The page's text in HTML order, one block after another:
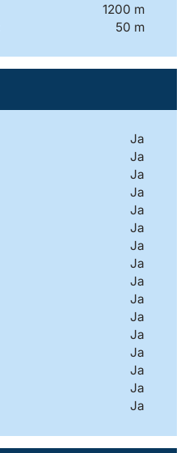
1200 m
50 m
Ja
Ja
Ja
Ja
Ja
Ja
Ja
Ja
Ja
Ja
Ja
Ja
Ja
Ja
Ja
Ja